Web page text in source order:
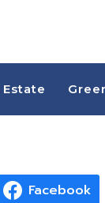
Estate
Facebook